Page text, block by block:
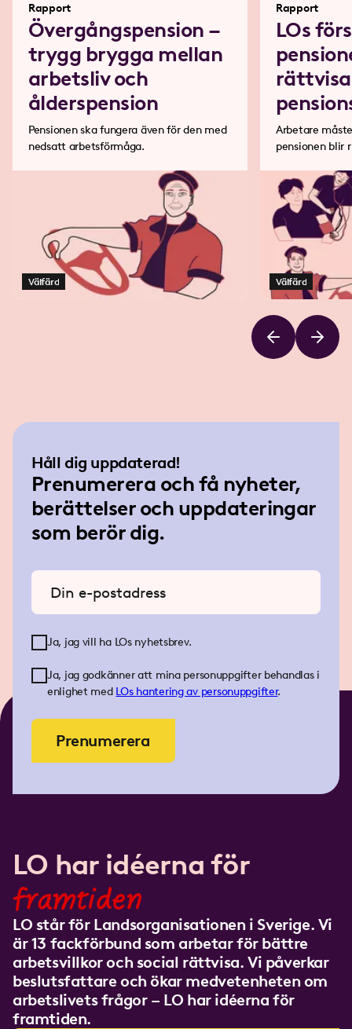
Rapport
Övergångspension –
trygg brygga mellan
arbetsliv och
ålderspension
Pensionen ska fungera även för den med
nedsatt arbetsförmåga.
Välfärd
Rapport
LOs
Arbetare
pensionen blir
Välfärd
Håll dig uppdaterad!
Prenumerera och få nyheter,
berättelser och uppdateringar
som berör dig.
Ange din e-postadress
Ja, jag vill ha LOs nyhetsbrev.
Ja, jag godkänner att mina personuppgifter behandlas i
enlighet med LOs hantering av personuppgifter.
Prenumerera
LO har idéerna för
framtiden
LO står för Landsorganisationen i Sverige. Vi
är 13 fackförbund som arbetar för bättre
arbetsvillkor och social rättvisa. Vi påverkar
beslutsfattare och ökar medvetenheten om
arbetslivets frågor – LO har idéerna för
framtiden.